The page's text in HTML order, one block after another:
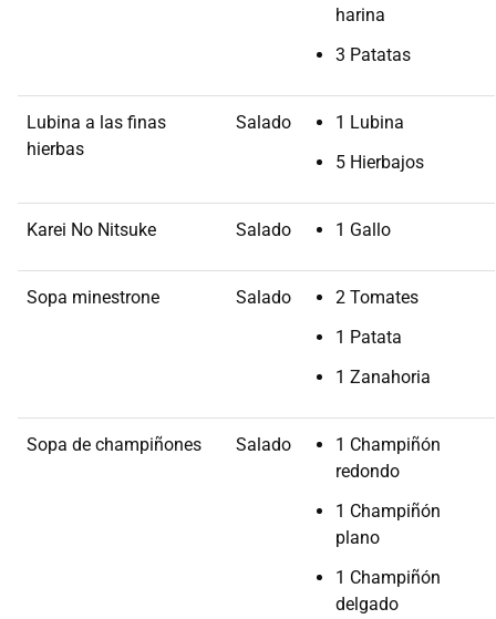
harina
3 Patatas
Lubina a las finas
hierbas
Salado
1 Lubina
5 Hierbajos
Karei No Nitsuke Salado 1 Gallo
Sopa minestrone Salado
2 Tomates
1 Patata
1 Zanahoria
Sopa de champiñones Salado
1 Champiñón
redondo
1 Champiñón
plano
1 Champiñón
delgado